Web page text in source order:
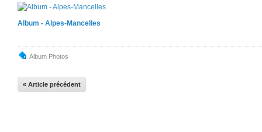
Album - Alpes-Mancelles
Album Photos
« Article précédent